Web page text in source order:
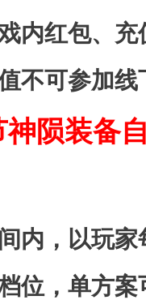
内红包、
不可参加线
陨装备
内，以玩
位，单方